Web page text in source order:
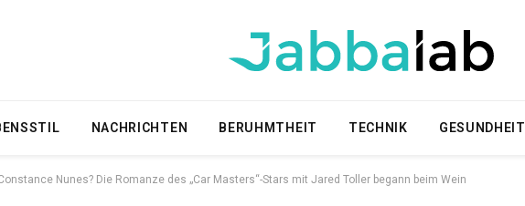
NACHRICHTEN BERUHMTHEIT TECHNIK GESUNDHEIT
Nunes? Die Romanze des „Car Masters“-Stars mit Jared Toller begann beim Wein